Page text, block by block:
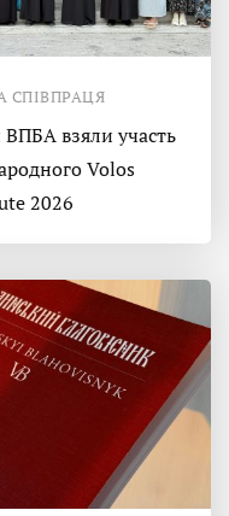
СПІВПРАЦЯ
взяли участь
Volos
2026